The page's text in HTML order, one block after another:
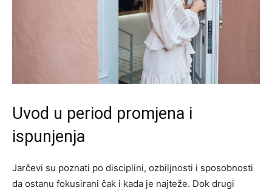
Uvod u period promjena i
ispunjenja
Jarčevi su poznati po disciplini, ozbiljnosti i sposobnosti
da ostanu fokusirani čak i kada je najteže. Dok drugi